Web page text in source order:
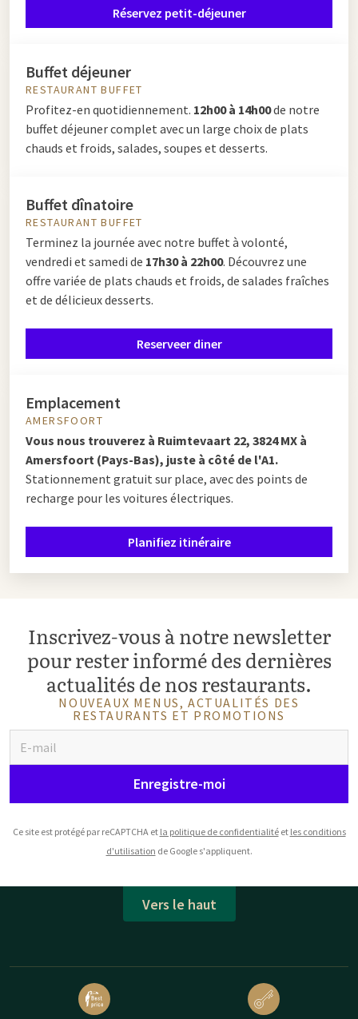
Réservez petit-déjeuner
Buffet déjeuner
RESTAURANT BUFFET
Profitez-en quotidiennement. 12h00 à 14h00de notre
buffet déjeuner complet avec un large choix de plats
chauds et froids, salades, soupes et desserts.
Buffet dînatoire
RESTAURANT BUFFET
Terminez la journée avec notre buffet à volonté,
vendredi et samedi de 17h30 à 22h00. Découvrez une
offre variée de plats chauds et froids, de salades fraîches
et de délicieux desserts.
Reserveer diner
Emplacement
AMERSFOORT
Vous nous trouverez à Ruimtevaart 22, 3824 MX à
Amersfoort (Pays-Bas), juste à côté de l'A1.
Stationnement gratuit sur place, avec des points de
recharge pour les voitures électriques.
Planifiez itinéraire
Inscrivez-vous à notre newsletter
pour rester informé des dernières
actualités de nos restaurants.
NOUVEAUX MENUS, ACTUALITÉS DES
RESTAURANTS ET PROMOTIONS
Enregistre-moi
Ce site est protégé par reCAPTCHA et la politique de confidentialitéet les conditions
d'utilisation de Google s'appliquent.
Vers le haut